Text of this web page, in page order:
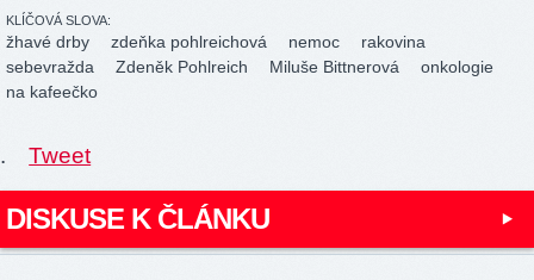
KLÍČOVÁ SLOVA:
žhavé drby zdeňka pohlreichová nemoc
rakovina
sebevražda
Zdeněk Pohlreich Miluše Bittnerová
onkologie
na kafeečko
. Tweet
DISKUSE K ČLÁNKU